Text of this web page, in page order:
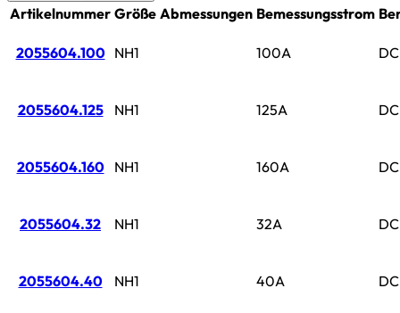
Artikelnummer Größe Abmessungen Bemessungsstrom
2055604.100 NH1 100A
2055604.125 NH1 125A
2055604.160 NH1 160A
2055604.32 NH1 32A
2055604.40 NH1 40A